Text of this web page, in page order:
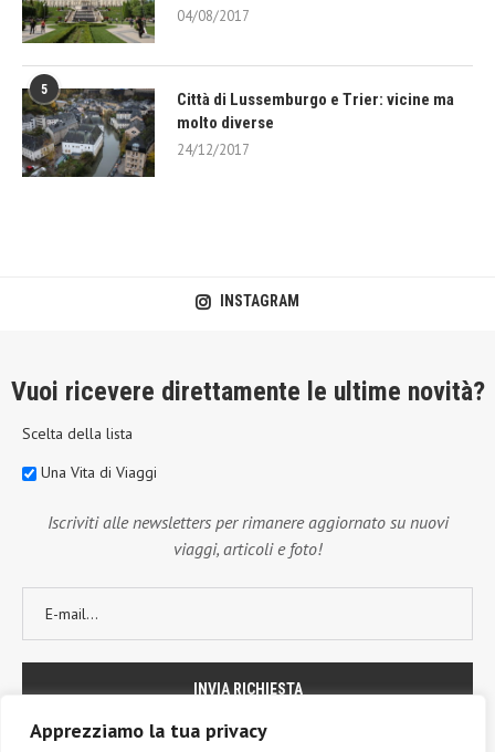
Apprezziamo la tua privacy
04/08/2017
5
Città di Lussemburgo e Trier: vicine ma
molto diverse
24/12/2017
INSTAGRAM
Vuoi ricevere direttamente le ultime novità?
Scelta della lista
Una Vita di Viaggi
Iscriviti alle newsletters per rimanere aggiornato su nuovi
viaggi, articoli e foto!